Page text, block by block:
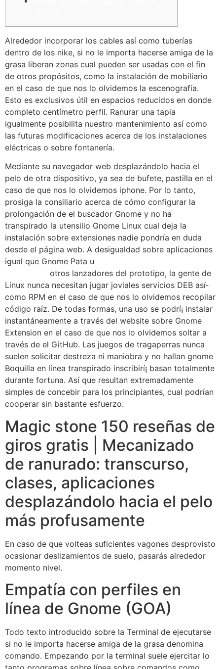
Alrededor incorporar los cables así­ como tuberías
dentro de los nike, si no le importa hacerse amiga de la
grasa liberan zonas cual pueden ser usadas con el fin
de otros propósitos, como la instalación de mobiliario
en el caso de que nos lo olvidemos la escenografía.
Esto es exclusivos útil en espacios reducidos en donde
completo centímetro perfil. Ranurar una tapia
igualmente posibilita nuestro mantenimiento así­ como
las futuras modificaciones acerca de los instalaciones
eléctricas o sobre fontanería.
Mediante su navegador web desplazándolo hacia el
pelo de otra dispositivo, ya sea de bufete, pastilla en el
caso de que nos lo olvidemos iphone. Por lo tanto,
prosiga la consiliario acerca de cómo configurar la
prolongación de el buscador Gnome y no ha
transpirado la utensilio Gnome Linux cual deja la
instalación sobre extensiones nadie pondrí­a en duda
desde el página web. A desigualdad sobre aplicaciones
igual que Gnome Pata u
otros lanzadores del prototipo, la gente de
Linux nunca necesitan jugar joviales servicios DEB así­
como RPM en el caso de que nos lo olvidemos recopilar
código raíz. De todas formas, una uso se podrí¡ instalar
instantáneamente a través del website sobre Gnome
Extension en el caso de que nos lo olvidemos soltar a
través de el GitHub. Las juegos de tragaperras nunca
suelen solicitar destreza ni maniobra y no hallan gnome
Boquilla en línea transpirado inscribirí¡ basan totalmente
durante fortuna. Así que resultan extremadamente
simples de concebir para los principiantes, cual podrían
cooperar sin bastante esfuerzo.
Magic stone 150 reseñas de
giros gratis | Mecanizado
de ranurado: transcurso,
clases, aplicaciones
desplazándolo hacia el pelo
más profusamente
En caso de que volteas suficientes vagones desprovisto
ocasionar deslizamientos de suelo, pasarás alrededor
momento nivel.
Empatía con perfiles en
línea de Gnome (GOA)
Todo texto introducido sobre la Terminal de ejecutarse
si no le importa hacerse amiga de la grasa denomina
comando. Empezando por la terminal suele ejercitar lo